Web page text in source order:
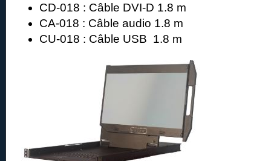
CD-018 : Câble DVI-D 1.8 m
CA-018 : Câble audio 1.8 m
CU-018 : Câble USB 1.8 m